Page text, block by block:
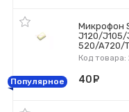
Микрофон
J120/
520/A720/
Код
Популярное 40